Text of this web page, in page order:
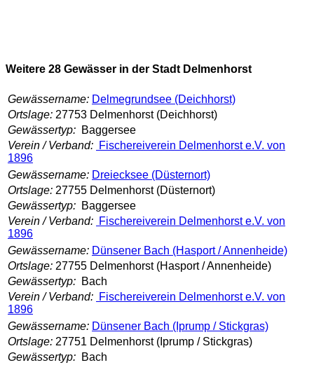
Weitere 28 Gewässer in der Stadt Delmenhorst
Gewässername: Delmegrundsee (Deichhorst)
Ortslage: 27753 Delmenhorst (Deichhorst)
Gewässertyp: Baggersee
Verein / Verband: Fischereiverein Delmenhorst e.V. von
1896
Gewässername: Dreiecksee (Düsternort)
Ortslage: 27755 Delmenhorst (Düsternort)
Gewässertyp: Baggersee
Verein / Verband: Fischereiverein Delmenhorst e.V. von
1896
Gewässername: Dünsener Bach (Hasport / Annenheide)
Ortslage: 27755 Delmenhorst (Hasport / Annenheide)
Gewässertyp: Bach
Verein / Verband: Fischereiverein Delmenhorst e.V. von
1896
Gewässername: Dünsener Bach (Iprump / Stickgras)
Ortslage: 27751 Delmenhorst (Iprump / Stickgras)
Gewässertyp: Bach